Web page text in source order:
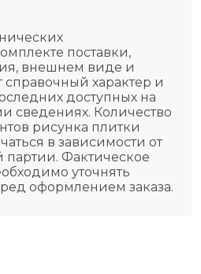
поставки,
внешнем виде и
справочный характер и
доступных на
сведениях. Количество
рисунка плитки
в зависимости от
партии. Фактическое
уточнять
оформлением заказа.